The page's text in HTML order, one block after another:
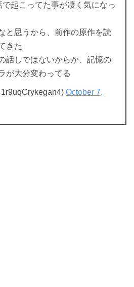
起こってた事が凄く気になっ
と思うから、前作の原作を読
きた
話しではないからか、記憶の
が大分変わってる
October 7,